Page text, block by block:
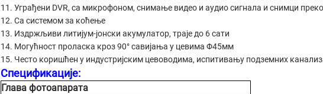
11. Уграђени DVR, са микрофоном, снимање видео и аудио сигнала и снимци
12. Са системом за коћење
13. Издржљиви литијум-јонски акумулатор, траје до 6 сати
14. Могућност проласка кроз 90° савијања у цевима Φ45мм
15. Често коришћен у индустријским цевоводима, испитивању подземних
Спецификације:
Глава фотоапарата